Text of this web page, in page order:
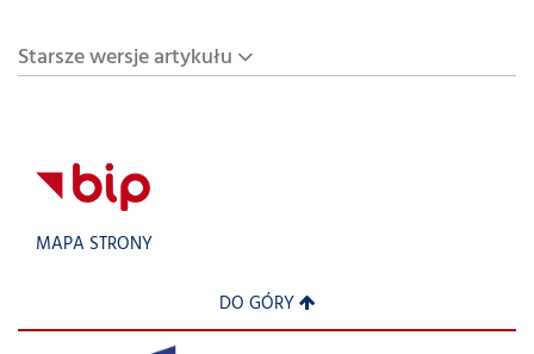
Starsze wersje artykułu
MAPA STRONY
DO GÓRY